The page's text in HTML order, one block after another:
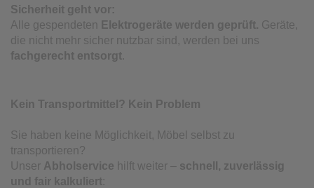
Sicherheit geht vor:
Alle gespendeten Elektrogeräte werden geprüft. Geräte,
die nicht mehr sicher nutzbar sind, werden bei uns
fachgerecht entsorgt.
Kein Transportmittel? Kein Problem
Sie haben keine Möglichkeit, Möbel selbst zu
transportieren?
Unser Abholservice hilft weiter – schnell, zuverlässig
und fair kalkuliert: